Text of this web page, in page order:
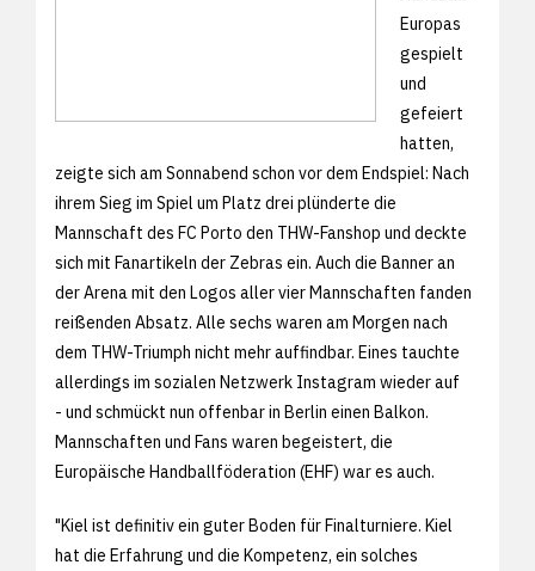
Europas
gespielt
und
gefeiert
hatten,
zeigte sich am Sonnabend schon vor dem Endspiel: Nach
ihrem Sieg im Spiel um Platz drei plünderte die
Mannschaft des FC Porto den THW-Fanshop und deckte
sich mit Fanartikeln der Zebras ein. Auch die Banner an
der Arena mit den Logos aller vier Mannschaften fanden
reißenden Absatz. Alle sechs waren am Morgen nach
dem THW-Triumph nicht mehr auffindbar. Eines tauchte
allerdings im sozialen Netzwerk Instagram wieder auf
- und schmückt nun offenbar in Berlin einen Balkon.
Mannschaften und Fans waren begeistert, die
Europäische Handballföderation (EHF) war es auch.
"Kiel ist definitiv ein guter Boden für Finalturniere. Kiel
hat die Erfahrung und die Kompetenz, ein solches